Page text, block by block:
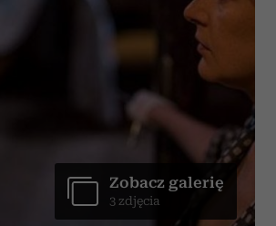
Zobacz galerię
3 zdjęcia